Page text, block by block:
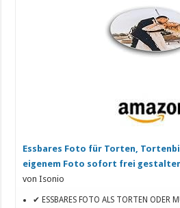
Essbares Foto für Torten,
eigenem Foto sofort frei
von Isonio
✔ ESSBARES FOTO ALS TORTEN ODER